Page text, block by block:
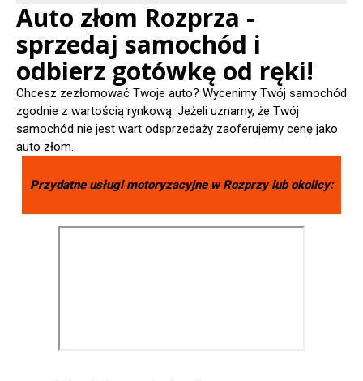
Auto złom Rozprza -
sprzedaj samochód i
odbierz gotówkę od ręki!
Chcesz zezłomować Twoje auto? Wycenimy Twój samochód
zgodnie z wartością rynkową. Jeżeli uznamy, że Twój
samochód nie jest wart odsprzedaży zaoferujemy cenę jako
auto złom.
Przydatne usługi motoryzacyjne wRozprzylub okolicy: